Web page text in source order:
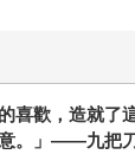
血腥鎮壓後
代領導人，
錢工作、寄
黑心內幕，
喜歡，造就
意。」——九把